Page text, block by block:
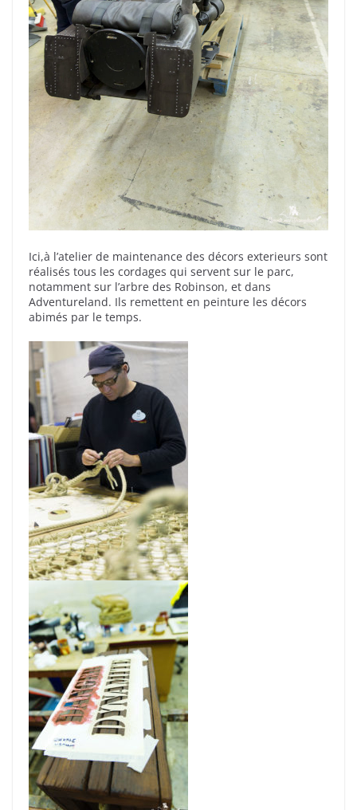
Ici,à l’atelier de maintenance des décors exterieurs sont
réalisés tous les cordages qui servent sur le parc,
notamment sur l’arbre des Robinson, et dans
Adventureland. Ils remettent en peinture les décors
abimés par le temps.